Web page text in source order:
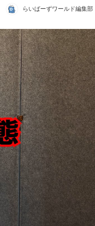
らいばーずワールド編集部